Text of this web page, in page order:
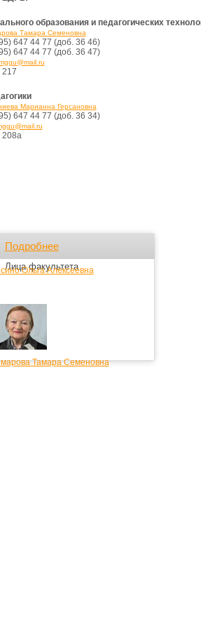
образования и педагогических
Тамара Семеновна
647 44 77 (доб. 36 46)
647 44 77 (доб. 36 47)
217
Марианна Герсановна
647 44 77 (доб. 36 34)
208а
Подробнее
Лица факультета
Ольга Алексеевна
Тамара Семеновна